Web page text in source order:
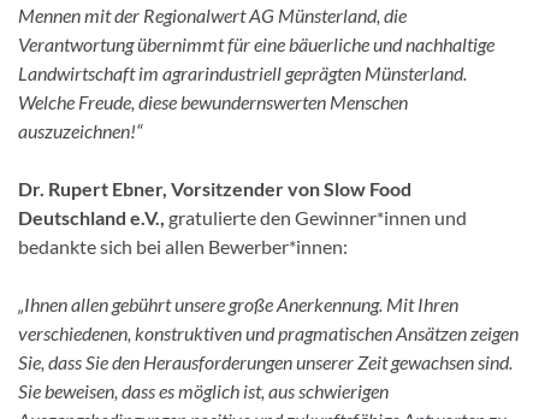
Mennen mit der Regionalwert AG Münsterland, die
Verantwortung übernimmt für eine bäuerliche und nachhaltige
Landwirtschaft im agrarindustriell geprägten Münsterland.
Welche Freude, diese bewundernswerten Menschen
auszuzeichnen!“
Dr. Rupert Ebner, Vorsitzender von Slow Food
Deutschland e.V., gratulierte den Gewinner*innen und
bedankte sich bei allen Bewerber*innen:
„Ihnen allen gebührt unsere große Anerkennung. Mit Ihren
verschiedenen, konstruktiven und pragmatischen Ansätzen zeigen
Sie, dass Sie den Herausforderungen unserer Zeit gewachsen sind.
Sie beweisen, dass es möglich ist, aus schwierigen